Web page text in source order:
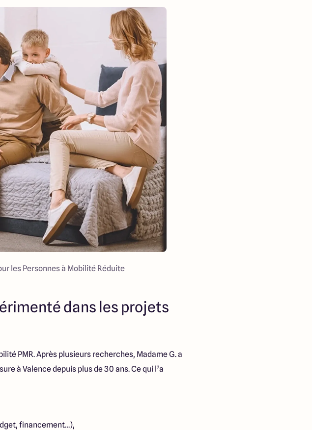
les Personnes à Mobilité Réduite
dans les projets
PMR. Après plusieurs recherches, Madame G. a
à Valence depuis plus de 30 ans. Ce qui l’a
financement…),